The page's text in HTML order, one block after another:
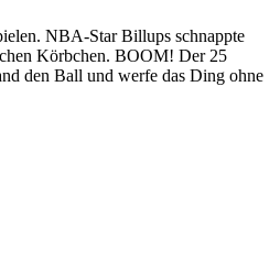
NBA-Star Billups schnappte
Körbchen. BOOM! Der 25
den Ball und werfe das Ding ohne